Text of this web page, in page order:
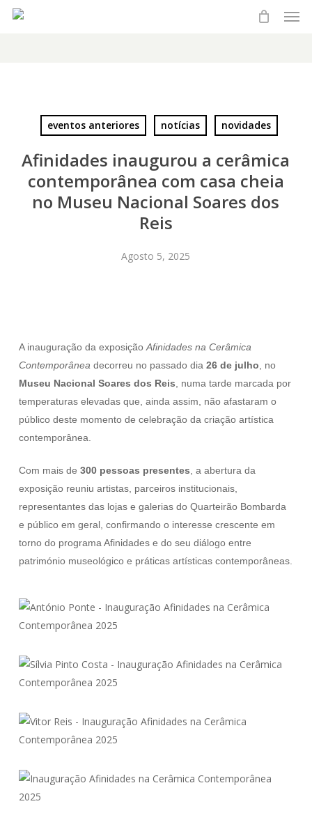
Skip
eventos anteriores notícias novidades
Afinidades inaugurou a cerâmica
contemporânea com casa cheia
no Museu Nacional Soares dos
Reis
Agosto 5, 2025
A inauguração da exposição Afinidades na Cerâmica
Contemporânea decorreu no passado dia 26 de julho , no
Museu Nacional Soares dos Reis , numa tarde marcada por
temperaturas elevadas que, ainda assim, não afastaram o
público deste momento de celebração da criação artística
contemporânea.
Com mais de 300 pessoas presentes , a abertura da
exposição reuniu artistas, parceiros institucionais,
representantes das lojas e galerias do Quarteirão Bombarda
e público em geral, confirmando o interesse crescente em
torno do programa Afinidades e do seu diálogo entre
património museológico e práticas artísticas contemporâneas.